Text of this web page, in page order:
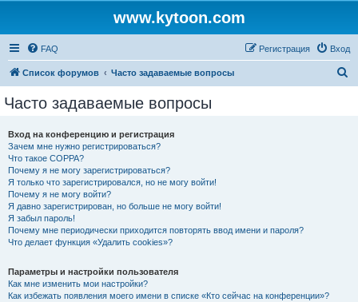
www.kytoon.com
FAQ Вход
Регистрация
Список форумов Часто задаваемые вопросы
Часто задаваемые вопросы
Вход на конференцию и регистрация
Зачем мне нужно регистрироваться?
Что такое COPPA?
Почему я не могу зарегистрироваться?
Я только что зарегистрировался, но не могу войти!
Почему я не могу войти?
Я давно зарегистрирован, но больше не могу войти!
Я забыл пароль!
Почему мне периодически приходится повторять ввод имени и пароля?
Что делает функция «Удалить cookies»?
Параметры и настройки пользователя
Как мне изменить мои настройки?
Как избежать появления моего имени в списке «Кто сейчас на конференции»?